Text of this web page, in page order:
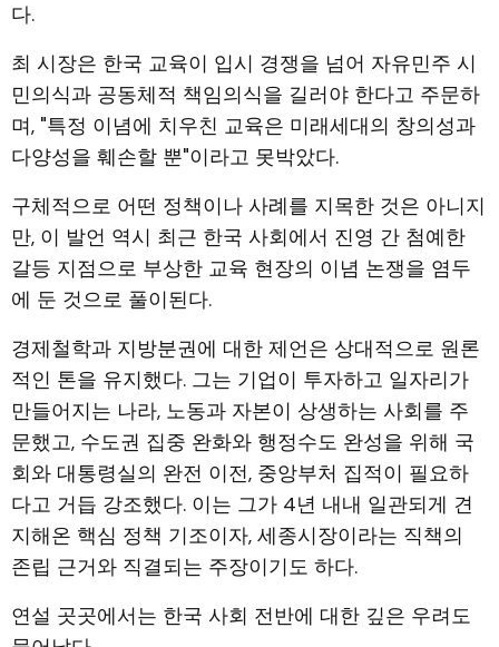
다.
최 시장은 한국 교육이 입시 경쟁을 넘어 자유민주 시
민의식과 공동체적 책임의식을 길러야 한다고 주문하
며, "특정 이념에 치우친 교육은 미래세대의 창의성과
다양성을 훼손할 뿐"이라고 못박았다.
구체적으로 어떤 정책이나 사례를 지목한 것은 아니지
만, 이 발언 역시 최근 한국 사회에서 진영 간 첨예한
갈등 지점으로 부상한 교육 현장의 이념 논쟁을 염두
에 둔 것으로 풀이된다.
경제철학과 지방분권에 대한 제언은 상대적으로 원론
적인 톤을 유지했다. 그는 기업이 투자하고 일자리가
만들어지는 나라, 노동과 자본이 상생하는 사회를 주
문했고, 수도권 집중 완화와 행정수도 완성을 위해 국
회와 대통령실의 완전 이전, 중앙부처 집적이 필요하
다고 거듭 강조했다. 이는 그가 4년 내내 일관되게 견
지해온 핵심 정책 기조이자, 세종시장이라는 직책의
존립 근거와 직결되는 주장이기도 하다.
연설 곳곳에서는 한국 사회 전반에 대한 깊은 우려도